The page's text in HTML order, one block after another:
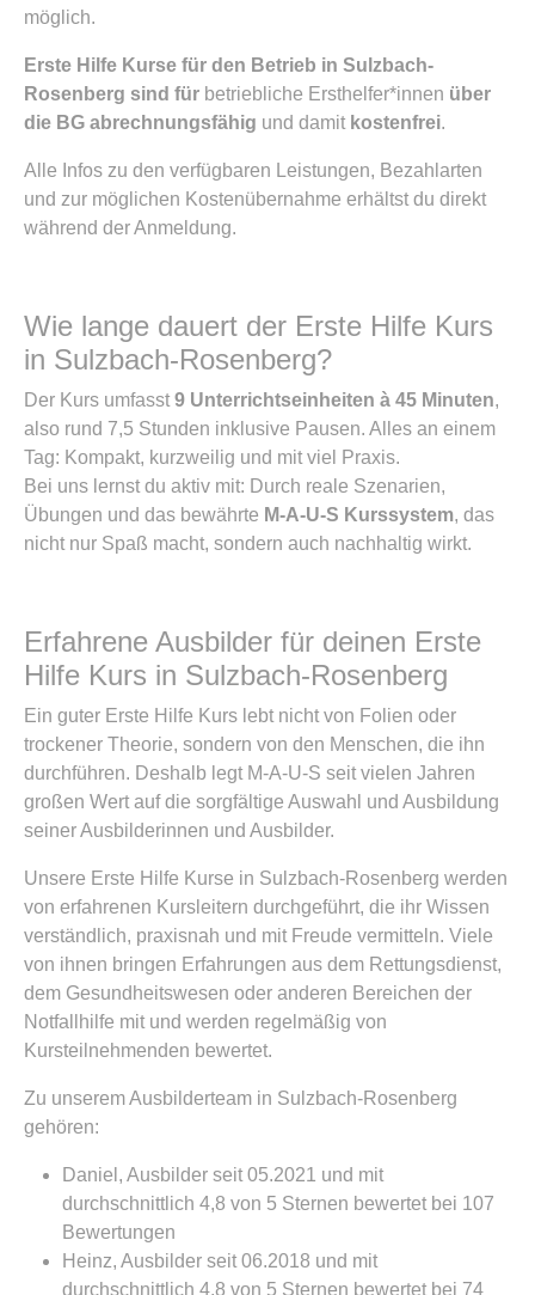
möglich.
Erste Hilfe Kurse für den Betrieb in Sulzbach-
Rosenberg sind für betriebliche Ersthelfer*innen über
die BG abrechnungsfähig und damit kostenfrei.
Alle Infos zu den verfügbaren Leistungen, Bezahlarten
und zur möglichen Kostenübernahme erhältst du direkt
während der Anmeldung.
Wie lange dauert der Erste Hilfe Kurs
in Sulzbach-Rosenberg?
Der Kurs umfasst 9 Unterrichtseinheiten à 45 Minuten,
also rund 7,5 Stunden inklusive Pausen. Alles an einem
Tag: Kompakt, kurzweilig und mit viel Praxis.
Bei uns lernst du aktiv mit: Durch reale Szenarien,
Übungen und das bewährte M-A-U-S Kurssystem, das
nicht nur Spaß macht, sondern auch nachhaltig wirkt.
Erfahrene Ausbilder für deinen Erste
Hilfe Kurs in Sulzbach-Rosenberg
Ein guter Erste Hilfe Kurs lebt nicht von Folien oder
trockener Theorie, sondern von den Menschen, die ihn
durchführen. Deshalb legt M-A-U-S seit vielen Jahren
großen Wert auf die sorgfältige Auswahl und Ausbildung
seiner Ausbilderinnen und Ausbilder.
Unsere Erste Hilfe Kurse in Sulzbach-Rosenberg werden
von erfahrenen Kursleitern durchgeführt, die ihr Wissen
verständlich, praxisnah und mit Freude vermitteln. Viele
von ihnen bringen Erfahrungen aus dem Rettungsdienst,
dem Gesundheitswesen oder anderen Bereichen der
Notfallhilfe mit und werden regelmäßig von
Kursteilnehmenden bewertet.
Zu unserem Ausbilderteam in Sulzbach-Rosenberg
gehören:
Daniel, Ausbilder seit 05.2021 und mit
durchschnittlich 4,8 von 5 Sternen bewertet bei 107
Bewertungen
Heinz, Ausbilder seit 06.2018 und mit
durchschnittlich 4,8 von 5 Sternen bewertet bei 74